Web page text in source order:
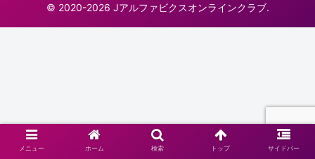
© 2020-2026 Jアルファビクスオンラインクラブ.
メニュー ホーム 検索 トップ サイドバー